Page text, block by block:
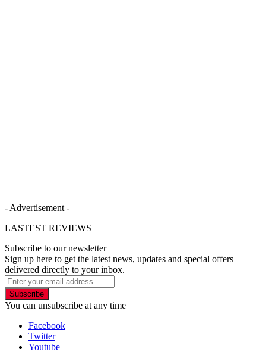
- Advertisement -
LASTEST REVIEWS
Subscribe to our newsletter
Sign up here to get the latest news, updates and special offers
delivered directly to your inbox.
Subscribe
You can unsubscribe at any time
Facebook
Twitter
Youtube